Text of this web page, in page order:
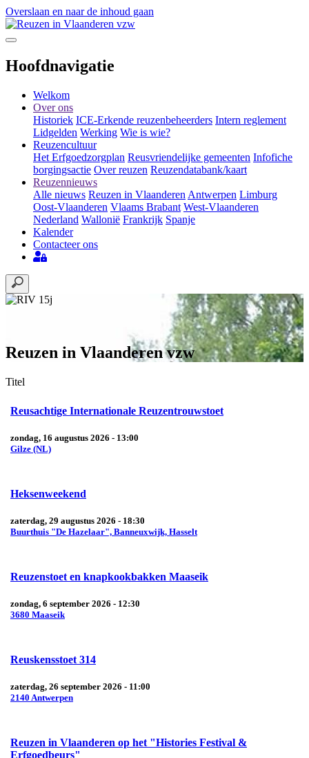
Overslaan en naar de inhoud gaan
Hoofdnavigatie
Welkom
Over ons
Historiek ICE-Erkende reuzenbeheerders Intern reglement
Lidgelden Werking Wie is wie?
Reuzencultuur
Het Erfgoedzorgplan Reusvriendelijke gemeenten Infofiche
borgingsactie Over reuzen Reuzendatabank/kaart
Reuzennieuws
Alle nieuws Reuzen in Vlaanderen Antwerpen Limburg
Oost-Vlaanderen Vlaams Brabant West-Vlaanderen
Nederland Wallonië Frankrijk Spanje
Kalender
Contacteer ons
Reuzen in Vlaanderen vzw
Titel
Reusachtige Internationale Reuzentrouwstoet
zondag, 16 augustus 2026 - 13:00
Gilze (NL)
Heksenweekend
zaterdag, 29 augustus 2026 - 18:30
Buurthuis "De Hazelaar", Banneuxwijk, Hasselt
Reuzenstoet en knapkookbakken Maaseik
zondag, 6 september 2026 - 12:30
3680 Maaseik
Reuskensstoet 314
zaterdag, 26 september 2026 - 11:00
2140 Antwerpen
Reuzen in Vlaanderen op het "Histories Festival &
Erfgoedbeurs"